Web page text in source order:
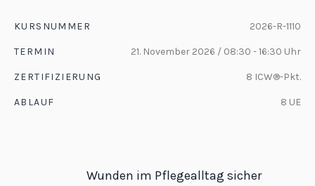
KURSNUMMER 2026-R-1110
TERMIN 21. November 2026 / 08:30 - 16:30 Uhr
ZERTIFIZIERUNG 8 ICW®-Pkt.
ABLAUF 8 UE
Wunden im Pflegealltag sicher